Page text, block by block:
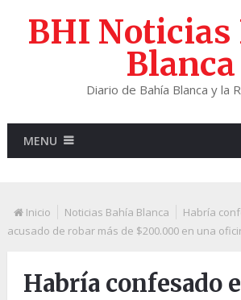
BHI Noticias
Blanca
Diario de Bahía Blanca y la
MENU
Inicio Noticias Bahía Blanca
Habría
acusado de robar más de $200.000 en una
Habría confesado